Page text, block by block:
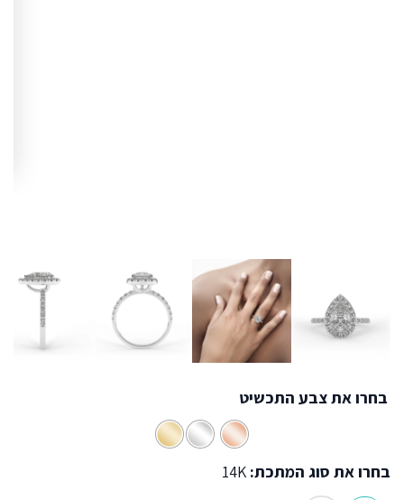
בחרו את צבע התכשיט
בחרו את סוג המתכת:14K